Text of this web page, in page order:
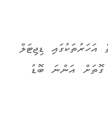
ޑިޖިޓަލް
ގޮތަށް އަންނަ ބޮޑު